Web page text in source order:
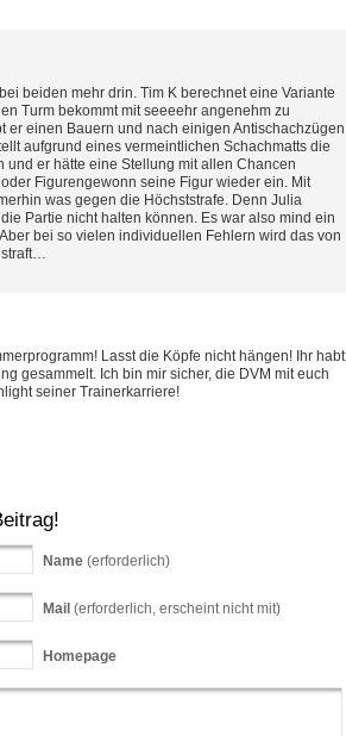
beiden mehr drin. Tim K berechnet eine Variante
Turm bekommt mit seeeehr angenehm zu
er einen Bauern und nach einigen Antischachzügen
aufgrund eines vermeintlichen Schachmatts die
und er hätte eine Stellung mit allen Chancen
Figurengewonn seine Figur wieder ein. Mit
was gegen die Höchststrafe. Denn Julia
Partie nicht halten können. Es war also mind ein
bei so vielen individuellen Fehlern wird das von
Lasst die Köpfe nicht hängen! Ihr habt
gesammelt. Ich bin mir sicher, die DVM mit euch
seiner Trainerkarriere!
Name (erforderlich)
Mail (erforderlich, erscheint nicht mit)
Homepage